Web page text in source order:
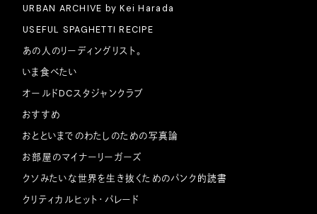
URBAN ARCHIVE by Kei Harada
USEFUL SPAGHETTI RECIPE
あの人のリーディングリスト。
いま食べたい
オールドDCスタジャンクラブ
おすすめ
おとといまでのわたしのための写真論
お部屋のマイナーリーガーズ
クソみたいな世界を生き抜くためのパンク的読書
クリティカルヒット・パレード